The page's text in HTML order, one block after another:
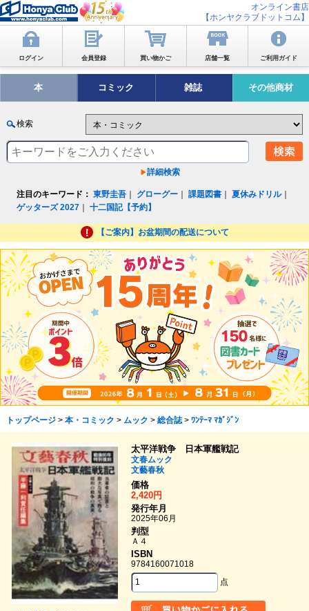
オンライン書店
【ホンヤクラブドットコム】
ログイン 会員登録 買い物かご 店舗一覧 ご利用ガイド
本 コミック 雑誌 その他商材
検索
詳細検索
注目のキーワード： 東野圭吾 グローグー ｜課題図書 ｜夏休みドリル｜
ゲッターズ 2027 ｜十二国記【予約】
【ご案内】お盆期間の配送について
トップページ> 本・コミック > ムック > 総合誌> ﾜﾝﾃｰﾏ ﾏｶﾞｼﾞﾝ
太平洋戦争 日本軍艦戦記
文春ムック
文藝春秋
価格
2,420円
発行年月
2025年06月
判型
Ａ４
ISBN
9784160071018
点